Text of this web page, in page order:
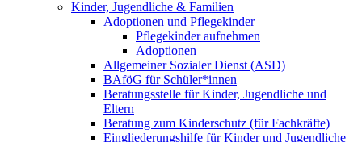
Kinder, Jugendliche & Familien
Adoptionen und Pflegekinder
Pflegekinder aufnehmen
Adoptionen
Allgemeiner Sozialer Dienst (ASD)
BAföG für Schüler*innen
Beratungsstelle für Kinder, Jugendliche und
Eltern
Beratung zum Kinderschutz (für Fachkräfte)
Eingliederungshilfe für Kinder und Jugendliche